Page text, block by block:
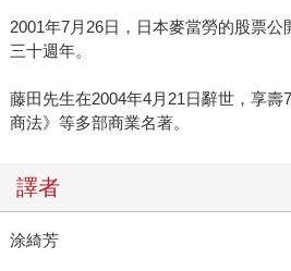
2001年7月26日，日本麥當勞的股票
三十週年。
藤田先生在2004年4月21日辭世，享壽
商法》等多部商業名著。
譯者
涂綺芳